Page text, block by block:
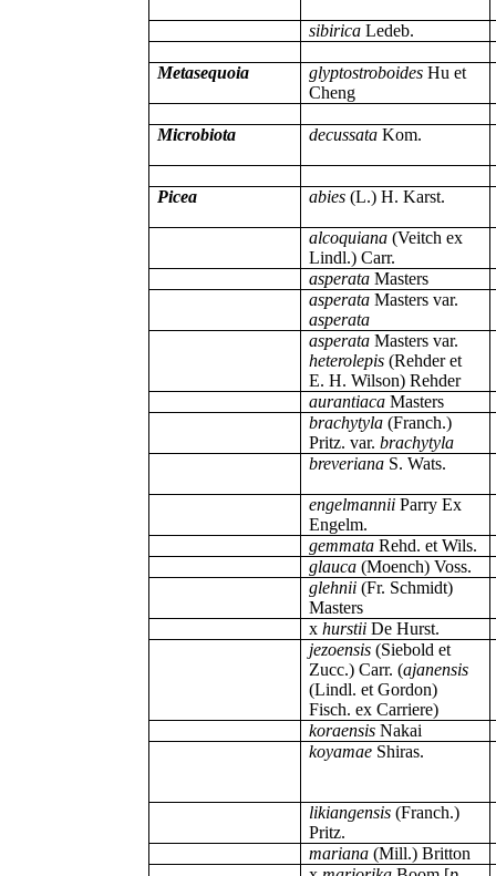
sibiricaLedeb.
Metasequoia glyptostroboidesHu et
Cheng
Microbiota decussataKom.
Picea abies(L.) H. Karst.
alcoquiana(Veitch ex
Lindl.) Carr.
asperata Masters
asperata Masters var.
asperata
asperata Masters var.
heterolepis(Rehder et
E. H. Wilson) Rehder
aurantiacaMasters
brachytyla(Franch.)
Pritz. var. brachytyla
breveriana S. Wats.
engelmanniiParry Ex
Engelm.
gemmataRehd. et Wils.
glauca (Moench) Voss.
glehnii (Fr. Schmidt)
Masters
x hurstiiDe Hurst.
jezoensis (Siebold et
Zucc.) Carr. (ajanensis
(Lindl. et Gordon)
Fisch. ex Carriere)
koraensisNakai
koyamaeShiras.
likiangensis (Franch.)
Pritz.
mariana(Mill.) Britton